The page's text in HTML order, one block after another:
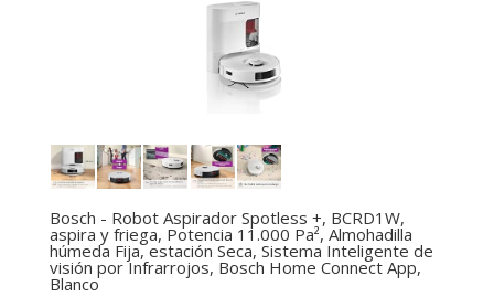
Bosch - Robot Aspirador Spotless +, BCRD1W,
aspira y friega, Potencia 11.000 Pa², Almohadilla
húmeda Fija, estación Seca, Sistema Inteligente de
visión por Infrarrojos, Bosch Home Connect App,
Blanco